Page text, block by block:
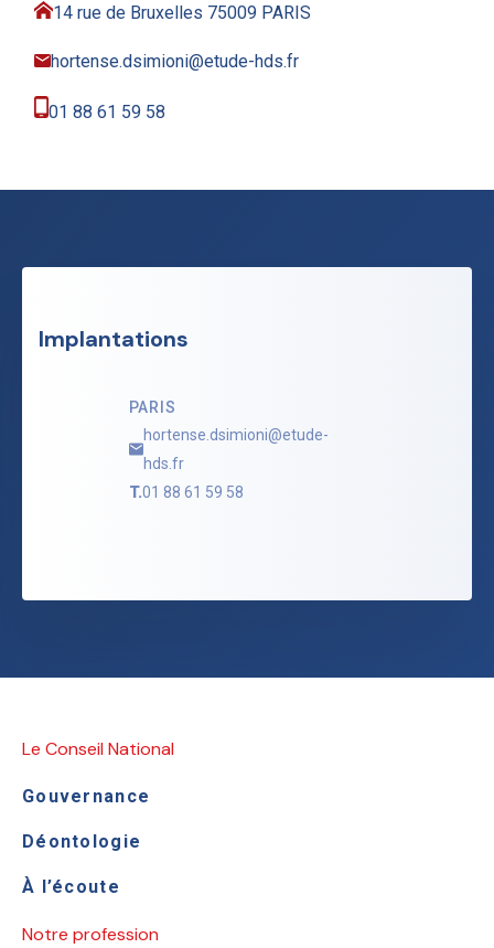
14 rue de Bruxelles 75009 PARIS
hortense.dsimioni@etude-hds.fr
01 88 61 59 58
Implantations
PARIS
hortense.dsimioni@etude-
hds.fr
T.01 88 61 59 58
Le Conseil National
Gouvernance
Déontologie
À l’écoute
Notre profession